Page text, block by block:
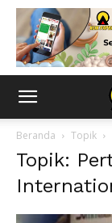
Beranda Topik
Topik: